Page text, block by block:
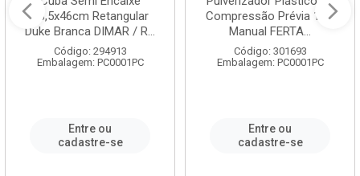
58,5x46cm Retangular
Duke Branca DIMAR / R...
Código: 294913
Embalagem: PC0001PC
Entre ou
cadastre-se
Compressão Prévia 1,5L
Manual FERTA...
Código: 301693
Embalagem: PC0001PC
Entre ou
cadastre-se